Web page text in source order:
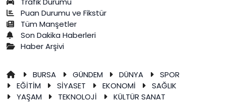
Puan Durumu ve Fikstür
Tüm Manşetler
Son Dakika Haberleri
Haber Arşivi
BURSA GÜNDEM DÜNYA
SPOR
EĞİTİM
SİYASET EKONOMİ
SAĞLIK
YAŞAM
TEKNOLOJİ
KÜLTÜR SANAT